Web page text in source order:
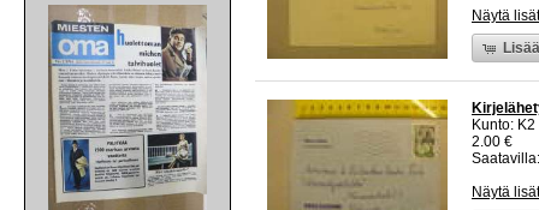
Näytä
Kunto:
2.00 €
Näytä